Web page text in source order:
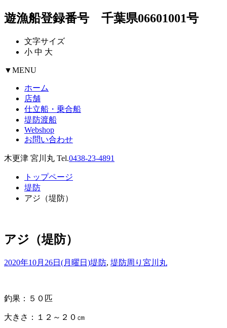
遊漁船登録番号 千葉県06601001号
文字サイズ
小 中 大
▼MENU
ホーム
店舗
仕立船・乗合船
堤防渡船
Webshop
お問い合わせ
木更津 宮川丸 Tel.0438-23-4891
トップページ
堤防
アジ（堤防）
アジ（堤防）
2020年10月26日(月曜日)堤防, 堤防周り 宮川丸
釣果：５０匹
大きさ：１２～２０㎝